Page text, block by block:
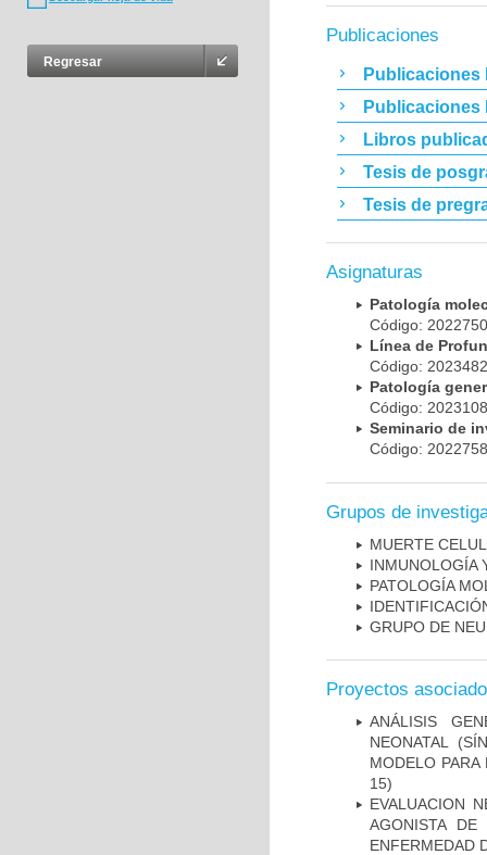
Regresar
Publicaciones
Publicaciones
Publicaciones
Libros
Tesis de
Tesis de
Asignaturas
Patología
Código:
Línea de
Código:
Patología
Código:
Seminario de
Código:
Grupos de
MUERTE
INMUNOLOGÍA
PATOLOGÍA
GRUPO DE
Proyectos
ANÁLISIS
NEONATAL
MODELO
15)
EVALUACION
AGONISTA
ENFERMEDAD